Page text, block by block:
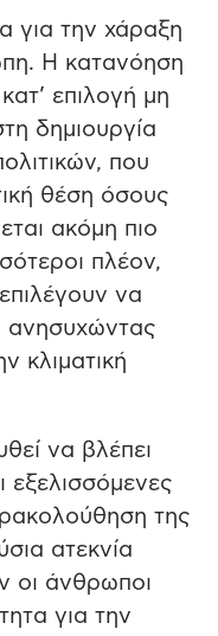
για την χάραξη
Η κατανόηση
επιλογή μη
δημιουργία
που
θέση όσους
ακόμη πιο
πλέον,
να
ανησυχώντας
κλιματική
να βλέπει
εξελισσόμενες
της
ατεκνία
οι άνθρωποι
για την